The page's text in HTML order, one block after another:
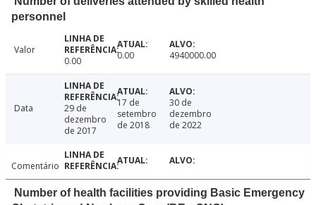
personnel
Valor
0.00
0.00 4940000.00
Data
29 de
dezembro
de 2017
17 de
setembro
de 2018
30 de
dezembro
de 2022
Comentário
Number of health facilities providing Basic Emergency